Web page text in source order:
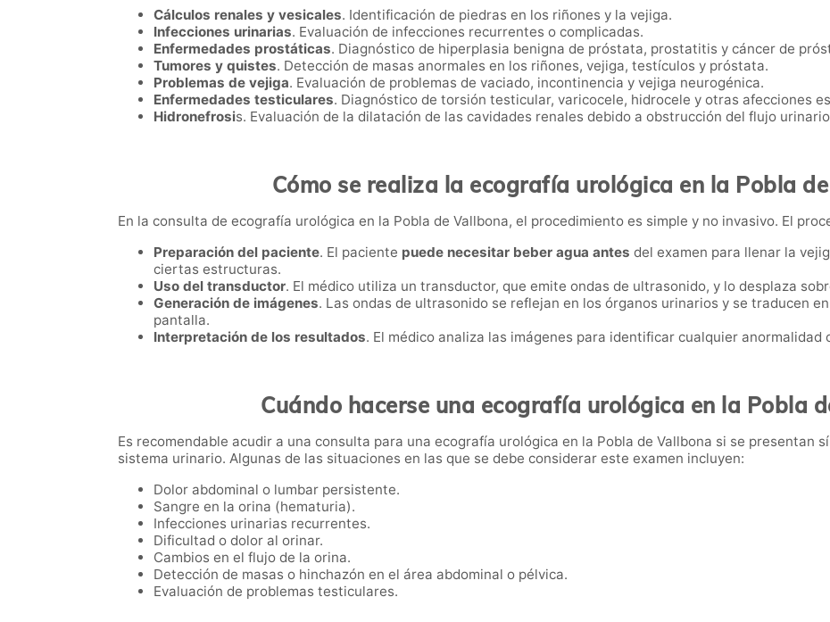
Cálculos renales y vesicales. Identificación de piedras en los riñones y la vejiga.
Infecciones urinarias. Evaluación de infecciones recurrentes o complicadas.
Enfermedades prostáticas. Diagnóstico de hiperplasia benigna de próstata, prostatitis y cáncer de
Tumores y quistes. Detección de masas anormales en los riñones, vejiga, testículos y próstata.
Problemas de vejiga. Evaluación de problemas de vaciado, incontinencia y vejiga neurogénica.
Enfermedades testiculares. Diagnóstico de torsión testicular, varicocele, hidrocele y otras afecciones
Hidronefrosis. Evaluación de la dilatación de las cavidades renales debido a obstrucción del flujo
Cómo se realiza la ecografía urológica en la Pobla
En la consulta de ecografía urológica en la Pobla de Vallbona, el procedimiento es simple y no invasivo. El
Preparación del paciente. El paciente puede necesitar beber agua antes del examen para llenar la
ciertas estructuras.
Uso del transductor. El médico utiliza un transductor, que emite ondas de ultrasonido, y lo desplaza
Generación de imágenes. Las ondas de ultrasonido se reflejan en los órganos urinarios y se traducen
pantalla.
Interpretación de los resultados. El médico analiza las imágenes para identificar cualquier anormalidad
Cuándo hacerse una ecografía urológica en la Pobla
Es recomendable acudir a una consulta para una ecografía urológica en la Pobla de Vallbona si se presentan
sistema urinario. Algunas de las situaciones en las que se debe considerar este examen incluyen:
Dolor abdominal o lumbar persistente.
Sangre en la orina (hematuria).
Infecciones urinarias recurrentes.
Dificultad o dolor al orinar.
Cambios en el flujo de la orina.
Detección de masas o hinchazón en el área abdominal o pélvica.
Evaluación de problemas testiculares.